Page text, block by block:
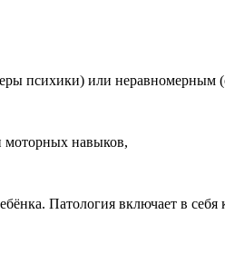
психики) или неравномерным
моторных навыков,
Патология включает в